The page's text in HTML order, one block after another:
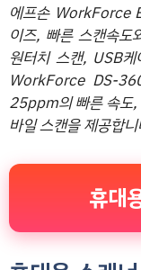
에프손 WorkForce
이즈, 빠른 스캔속도
원터치 스캔, USB
WorkForce DS-
25ppm의 빠른 속도,
바일 스캔을 제공합
휴대